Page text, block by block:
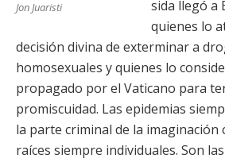
Jon Juaristi
sida llegó a
quienes lo
decisión divina de exterminar a
homosexuales y quienes lo
propagado por el Vaticano para
promiscuidad. Las epidemias
la parte criminal de la imaginación
raíces siempre individuales. Son